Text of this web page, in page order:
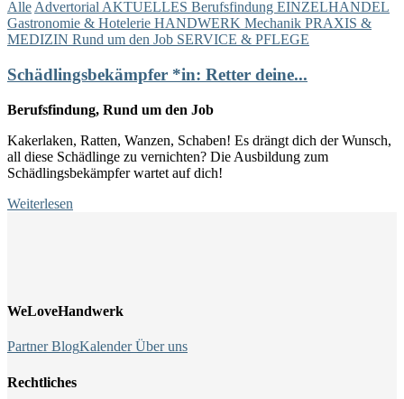
AlleAdvertorialAKTUELLES Berufsfindung EINZELHANDEL
Gastronomie & Hotelerie HANDWERK Mechanik PRAXIS &
MEDIZIN Rund um den Job SERVICE & PFLEGE
Schädlingsbekämpfer *in: Retter deine...
Berufsfindung, Rund um den Job
Kakerlaken, Ratten, Wanzen, Schaben! Es drängt dich der Wunsch,
all diese Schädlinge zu vernichten? Die Ausbildung zum
Schädlingsbekämpfer wartet auf dich!
Weiterlesen
WeLoveHandwerk
PartnerBlogKalenderÜber uns
Rechtliches